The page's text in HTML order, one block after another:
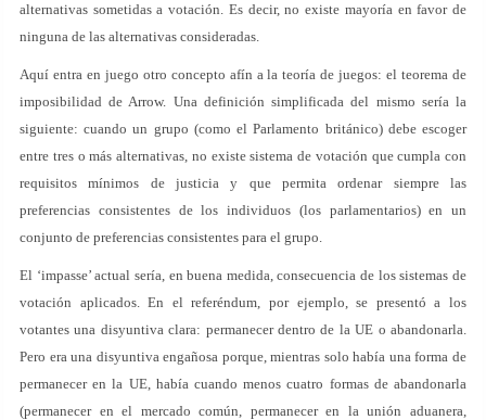
alternativas sometidas a votación. Es decir, no existe mayoría en favor de
ninguna de las alternativas consideradas.
Aquí entra en juego otro concepto afín a la teoría de juegos: el teorema de
imposibilidad de Arrow. Una definición simplificada del mismo sería la
siguiente: cuando un grupo (como el Parlamento británico) debe escoger
entre tres o más alternativas, no existe sistema de votación que cumpla con
requisitos mínimos de justicia y que permita ordenar siempre las
preferencias consistentes de los individuos (los parlamentarios) en un
conjunto de preferencias consistentes para el grupo.
El ‘impasse’ actual sería, en buena medida, consecuencia de los sistemas de
votación aplicados. En el referéndum, por ejemplo, se presentó a los
votantes una disyuntiva clara: permanecer dentro de la UE o abandonarla.
Pero era una disyuntiva engañosa porque, mientras solo había una forma de
permanecer en la UE, había cuando menos cuatro formas de abandonarla
(permanecer en el mercado común, permanecer en la unión aduanera,